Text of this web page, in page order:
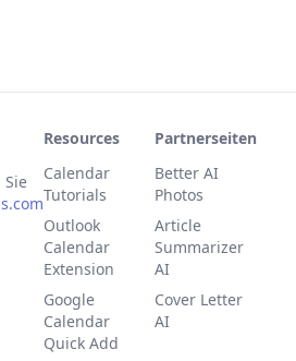
Sie
Resources
Calendar
Tutorials
Outlook
Calendar
Extension
Google
Calendar
Quick Add
Partnerseiten
Better AI
Photos
Article
Summarizer
AI
Cover Letter
AI